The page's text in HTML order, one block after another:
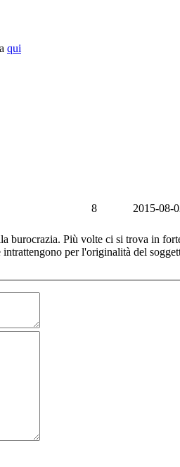
qui
8
2015-08-
burocrazia. Più volte ci si trova in
per l'originalità del